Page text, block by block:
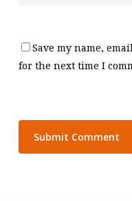
Save my name,
for the next time I